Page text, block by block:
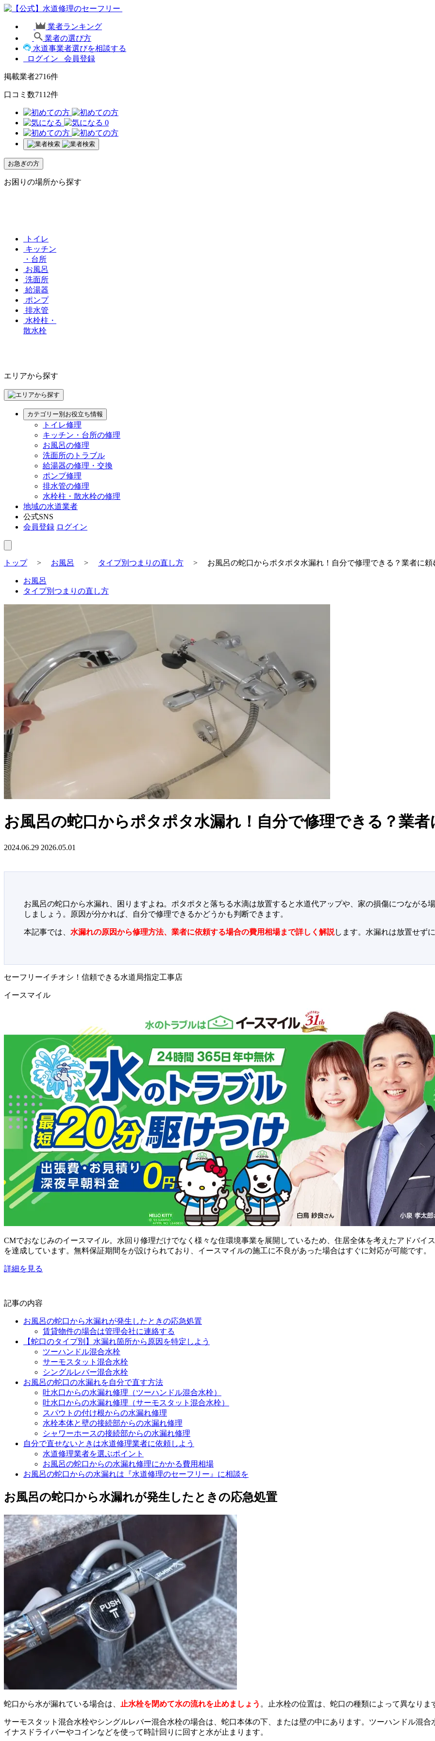
業者ランキング
業者の選び方
水道事業者選びを相談する
ログイン
会員登録
掲載業者2716件
口コミ数7112件
0
お急ぎの方
お困りの場所から探す
トイレ
キッチン
・台所
お風呂
洗面所
給湯器
ポンプ
排水管
水栓柱・
散水栓
エリアから探す
カテゴリー別お役立ち情報
トイレ修理
キッチン・台所の修理
お風呂の修理
洗面所のトラブル
給湯器の修理・交換
ポンプ修理
排水管の修理
水栓柱・散水栓の修理
地域の水道業者
公式SNS
会員登録 ログイン
トップ> お風呂 > タイプ別つまりの直し方 > お風呂の蛇口からポタポタ水漏れ！自分で修理できる？業者に頼
お風呂
タイプ別つまりの直し方
お風呂の蛇口からポタポタ水漏れ！自分で修理できる？業
2024.06.29 2026.05.01
お風呂の蛇口から水漏れ、困りますよね。ポタポタと落ちる水滴は放置すると水道代アップや、家の損傷につながる
しましょう。原因が分かれば、自分で修理できるかどうかも判断できます。
本記事では、 水漏れの原因から修理方法、業者に依頼する場合の費用相場まで詳しく解説します。水漏れは放置せず
セーフリーイチオシ！信頼できる水道局指定工事店
イースマイル
CMでおなじみのイースマイル。水回り修理だけでなく様々な住環境事業を展開しているため、住居全体を考えたアドバイ
を達成しています。無料保証期間をが設けられており、イースマイルの施工に不良があった場合はすぐに対応が可能です。
詳細を見る
記事の内容
お風呂の蛇口から水漏れが発生したときの応急処置
賃貸物件の場合は管理会社に連絡する
【蛇口のタイプ別】水漏れ箇所から原因を特定しよう
ツーハンドル混合水栓
サーモスタット混合水栓
シングルレバー混合水栓
お風呂の蛇口の水漏れを自分で直す方法
吐水口からの水漏れ修理（ツーハンドル混合水栓）
吐水口からの水漏れ修理（サーモスタット混合水栓）
スパウトの付け根からの水漏れ修理
水栓本体と壁の接続部からの水漏れ修理
シャワーホースの接続部からの水漏れ修理
自分で直せないときは水道修理業者に依頼しよう
水道修理業者を選ぶポイント
お風呂の蛇口からの水漏れ修理にかかる費用相場
お風呂の蛇口からの水漏れは『水道修理のセーフリー』に相談を
お風呂の蛇口から水漏れが発生したときの応急処置
蛇口から水が漏れている場合は、 止水栓を閉めて水の流れを止めましょう 。止水栓の位置は、蛇口の種類によって異なりま
サーモスタット混合水栓やシングルレバー混合水栓の場合は、蛇口本体の下、または壁の中にあります。ツーハンドル混
イナスドライバーやコインなどを使って時計回りに回すと水が止まります。